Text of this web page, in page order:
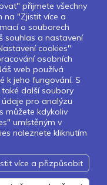
Pro školy
GDPR
pravidelný
Redakční systém MultiCMS
přijmete všechny
na "Zjistit více a
o souborech
souhlas a nastavení
cookies"
osobních
web používá
k jeho fungování. S
další soubory
pro analýzu
můžete kdykoliv
umístěným v
naleznete kliknutím
více a přizpůsobit